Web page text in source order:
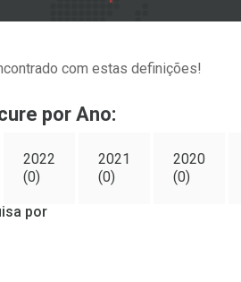
com estas definições!
por Ano:
2022
(0)
2021
(0)
2020
(0)
por